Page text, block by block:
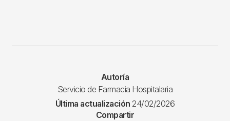
Autoría
Servicio de Farmacia Hospitalaria
Última actualización 24/02/2026
Compartir